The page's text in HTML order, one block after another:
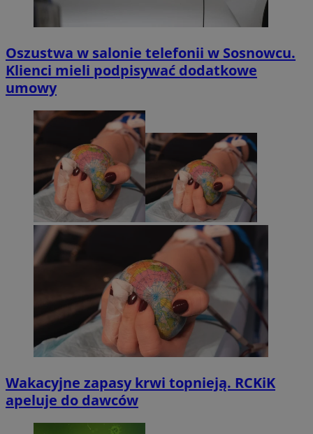
Oszustwa w salonie telefonii w Sosnowcu.
Klienci mieli podpisywać dodatkowe
umowy
Wakacyjne zapasy krwi topnieją. RCKiK
apeluje do dawców